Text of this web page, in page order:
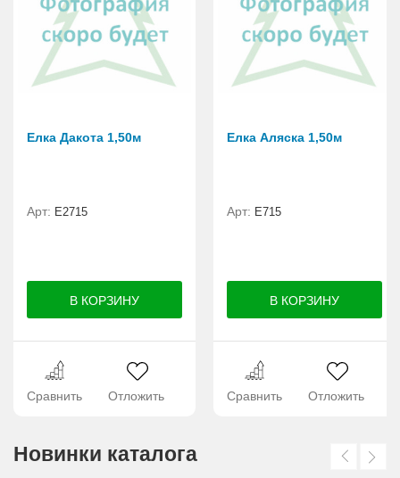
Елка Дакота 1,50м
Арт: Е2715
Сравнить Отложить
Елка Аляска 1,50м
Арт: E715
Сравнить Отложить
Новинки каталога